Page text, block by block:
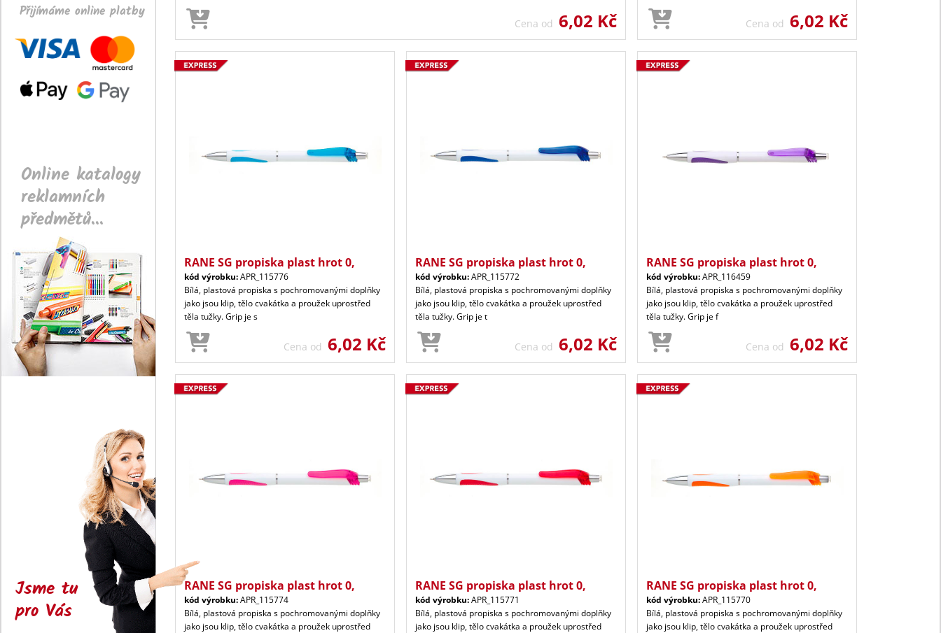
Přijímáme online platby
Online katalogy
reklamních
předmětů...
Jsme tu
pro Vás
Cena od 6,02 Kč Cena od 6,02 Kč
RANE SG propiska plast hrot 0,
kód výrobku:APR_115776
Bílá, plastová propiska s pochromovanými doplňky
jako jsou klip, tělo cvakátka a proužek uprostřed
těla tužky. Grip je s
Cena od 6,02 Kč
RANE SG propiska plast hrot 0,
kód výrobku:APR_115772
Bílá, plastová propiska s pochromovanými doplňky
jako jsou klip, tělo cvakátka a proužek uprostřed
těla tužky. Grip je t
Cena od 6,02 Kč
RANE SG propiska plast hrot 0,
kód výrobku:APR_116459
Bílá, plastová propiska s pochromovanými doplňky
jako jsou klip, tělo cvakátka a proužek uprostřed
těla tužky. Grip je f
Cena od 6,02 Kč
RANE SG propiska plast hrot 0,
kód výrobku:APR_115774
Bílá, plastová propiska s pochromovanými doplňky
jako jsou klip, tělo cvakátka a proužek uprostřed
RANE SG propiska plast hrot 0,
kód výrobku:APR_115771
Bílá, plastová propiska s pochromovanými doplňky
jako jsou klip, tělo cvakátka a proužek uprostřed
RANE SG propiska plast hrot 0,
kód výrobku:APR_115770
Bílá, plastová propiska s pochromovanými doplňky
jako jsou klip, tělo cvakátka a proužek uprostřed